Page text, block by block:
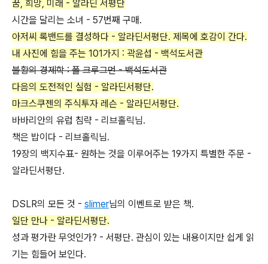
꿈, 희망, 미래 - 알라딘 서평단
시간을 달리는 소녀 - 57번째 구매.
아저씨 록밴드를 결성하다 - 알라딘서평단. 제목에 호감이 간다.
내 사진에 힘을 주는 101가지 : 곽윤섭 - 백석도서관
불황의 경제학 : 폴 크루그먼 - 백석도서관
다음의 도전적인 실험 - 알라딘서평단.
마크스쿠젠의 주식투자 레슨 - 알라딘서평단.
바바리안의 유럽 침략 - 리브홀릭님.
책은 밥이다 - 리브홀릭님.
19장의 백지수표- 원하는 것을 이루어주는 19가지 특별한 주문 -
알라딘서평단.
DSLR의 모든 것 - slimer님의 이벤트로 받은 책.
일단 만나 - 알라딘서평단.
성과 평가란 무엇인가? - 서평단. 관심이 있는 내용이지만 쉽게 읽
기는 힘들어 보인다.